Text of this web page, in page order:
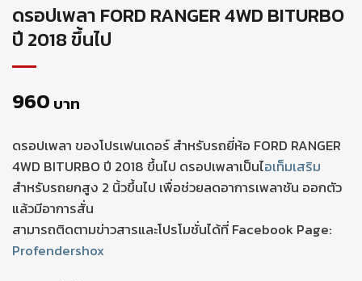
ดรอปเพลา FORD RANGER 4WD BITURBO
ปี 2018 ขึ้นไป
960 บาท
ดรอปเพลา ของโปรเฟนเดอร์ สำหรับรถยี่ห้อ FORD RANGER
4WD BITURBO ปี 2018 ขึ้นไป ดรอปเพลาเป็นไอเท็มเสริม
สำหรับรถยกสูง 2 นิ้วขึ้นไป เพื่อช่วยลดอาการเพลาชัน ออกตัว
แล้วมีอาการสั่น
สามารถติดตามข่าวสารและโปรโมชั่นได้ที่ Facebook Page:
Profendershox